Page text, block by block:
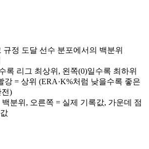
규정 도달 선수 분포에서의 백분위
록 리그 최상위, 왼쪽(0)일수록 최하위
강 = 상위 (ERA·K%처럼 낮을수록 좋은
전)
분위, 오른쪽 = 실제 기록값, 가운데 점